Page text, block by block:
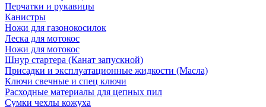
Перчатки и рукавицы
Канистры
Ножи для газонокосилок
Леска для мотокос
Ножи для мотокос
Шнур стартера (Канат запускной)
Присадки и эксплуатационные жидкости (Масла)
Ключи свечные и спец ключи
Расходные материалы для цепных пил
Сумки чехлы кожуха